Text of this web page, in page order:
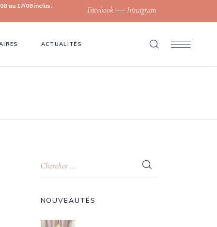
au 17/08 inclus. Facebook Instagram
ACTUALITÉS
NOUVEAUTÉS